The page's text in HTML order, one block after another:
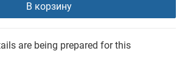
В корзину
are being prepared for this